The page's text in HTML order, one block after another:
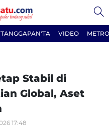
TANGGAPAN'TA VIDEO
Stabil di
Global, Aset
17:48